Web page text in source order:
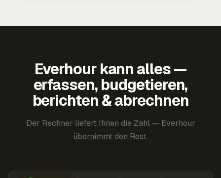
Everhour kann alles —
erfassen, budgetieren,
berichten & abrechnen
Der Rechner liefert Ihnen die Zahl — Everhour
übernimmt den Rest.